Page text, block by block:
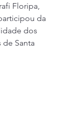
Floripa,
da
dos
de Santa